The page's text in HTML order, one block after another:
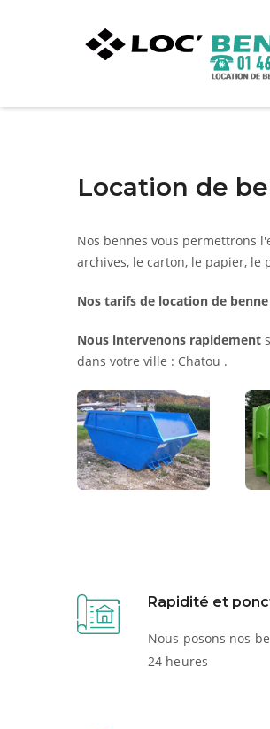
Location de
Nos bennes vous permettrons
archives, le carton, le papier, le
Nos tarifs de location de
Nous intervenons rapidement
dans votre ville : Chatou .
Rapidité et
Nous posons nos
24 heures